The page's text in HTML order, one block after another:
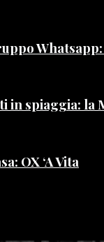
in spiaggia: la
OX ‘A Vita